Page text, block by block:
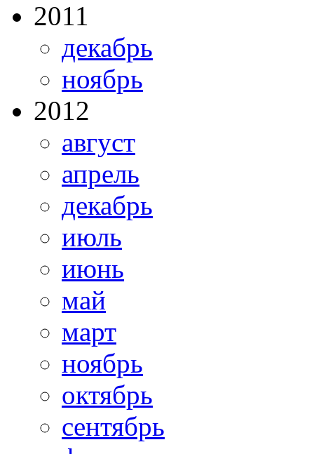
2011
декабрь
ноябрь
2012
август
апрель
декабрь
июль
июнь
май
март
ноябрь
октябрь
сентябрь